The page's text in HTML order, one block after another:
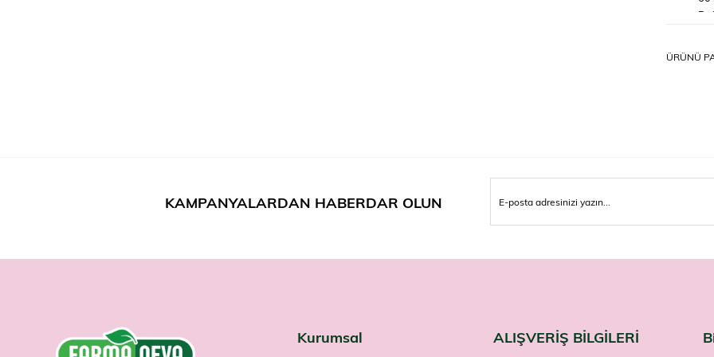
Takviye
Kara
ÜRÜNÜ
KAMPANYALARDAN HABERDAR OLUN
Kurumsal ALIŞVERİŞ BİLGİLERİ